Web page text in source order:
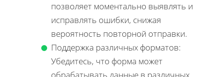
позволяет моментально выявлять и
исправлять ошибки, снижая
вероятность повторной отправки.
Поддержка различных форматов:
Убедитесь, что форма может